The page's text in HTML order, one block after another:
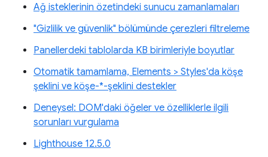
Ağ isteklerinin özetindeki sunucu zamanlamaları
"Gizlilik ve güvenlik" bölümünde çerezleri filtreleme
Panellerdeki tablolarda KB birimleriyle boyutlar
Otomatik tamamlama, Elements > Styles'da köşe
şeklini ve köşe-*-şeklini destekler
Deneysel: DOM'daki öğeler ve özelliklerle ilgili
sorunları vurgulama
Lighthouse 12.5.0